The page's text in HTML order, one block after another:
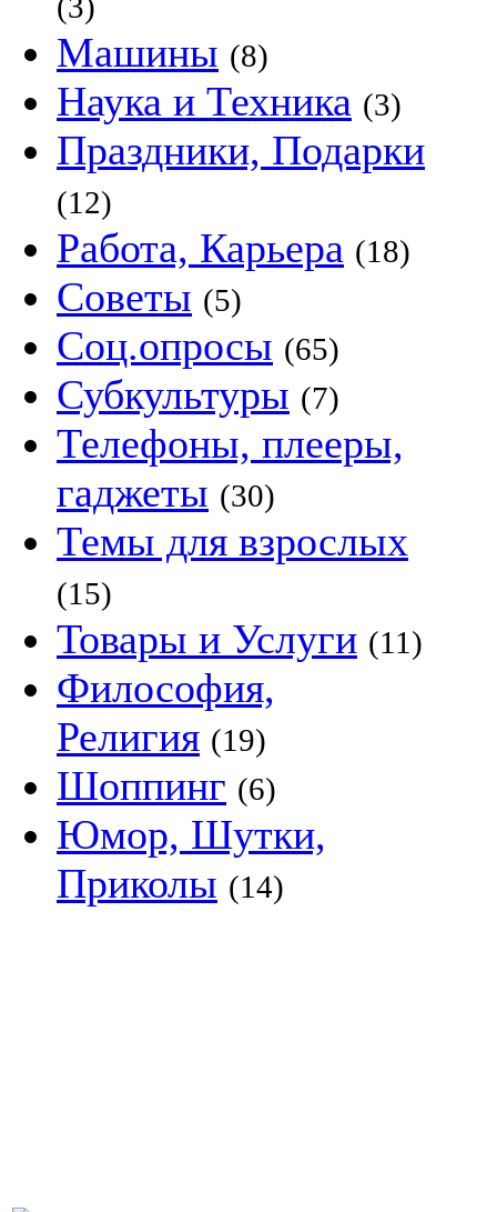
Машины (8)
Наука и Техника (3)
Праздники, Подарки
(12)
Работа, Карьера (18)
Советы (5)
Соц.опросы (65)
Субкультуры (7)
Телефоны, плееры,
гаджеты (30)
Темы для взрослых
(15)
Товары и Услуги (11)
Философия,
Религия (19)
Шоппинг (6)
Юмор, Шутки,
Приколы (14)